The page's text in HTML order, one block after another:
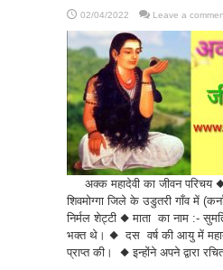
02/04/2022 Leave a
अक्क महादेवी का जीवन परिचय
शिवमोग्गा जिले के उडुतरी गाँव में
निर्मल शेट्टी ◆ माता का नाम :-
भक्त थे। ◆ दस वर्ष की आयु में
प्राप्त की। ◆ इन्होंने अपने द्वारा